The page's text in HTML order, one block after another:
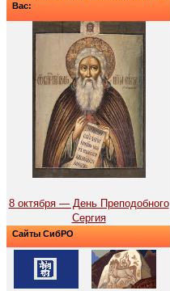
Вас:
8 октября — День Преподобного
Сергия
Сайты СибРО